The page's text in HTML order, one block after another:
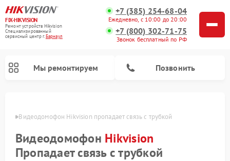
FIX-HIKVISION
Ремонт устройств Hikvision
Специализированный
cервисный центр г.Барнаул
+7 (385) 254-68-04
Ежедневно, с 10:00 до 20:00
+7 (800) 302-71-75
Звонок бесплатный по РФ
Мы ремонтируем Позвонить
Видеодомофон Hikvision пропадает связь с трубкой
Видеодомофон Hikvision
Пропадает связь с трубкой